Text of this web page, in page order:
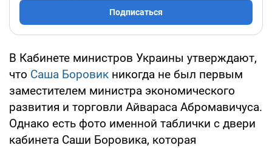
Подписаться
В Кабинете министров Украины утверждают,
что Саша Боровик никогда не был первым
заместителем министра экономического
развития и торговли Айвараса Абромавичуса.
Однако есть фото именной таблички с двери
кабинета Саши Боровика, которая